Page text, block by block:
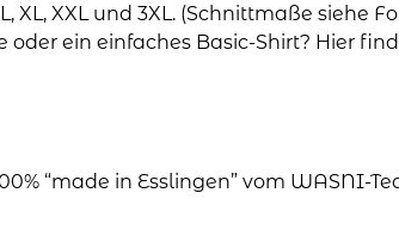
XL, XXL und 3XL. (Schnittmaße siehe
ein einfaches Basic-Shirt? Hier
“made in Esslingen” vom WASNI-